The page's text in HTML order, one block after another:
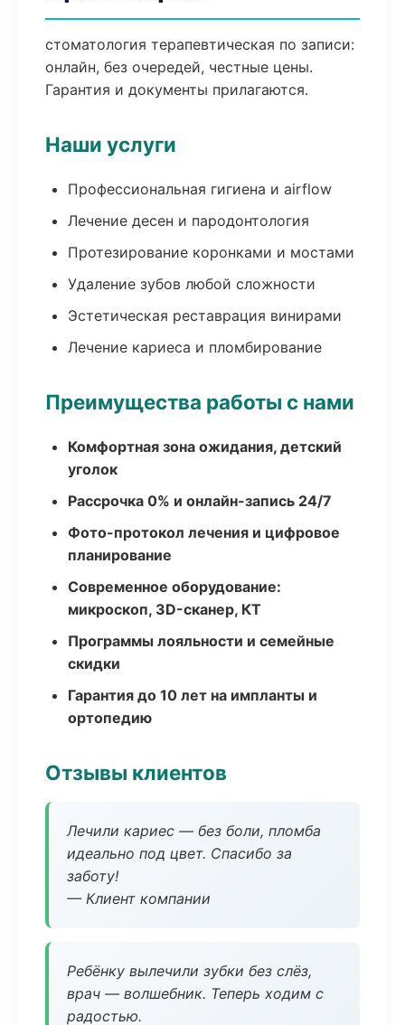
стоматология терапевтическая по записи:
онлайн, без очередей, честные цены.
Гарантия и документы прилагаются.
Наши услуги
Профессиональная гигиена и airflow
Лечение десен и пародонтология
Протезирование коронками и мостами
Удаление зубов любой сложности
Эстетическая реставрация винирами
Лечение кариеса и пломбирование
Преимущества работы с нами
Комфортная зона ожидания, детский
уголок
Рассрочка 0% и онлайн-запись 24/7
Фото-протокол лечения и цифровое
планирование
Современное оборудование:
микроскоп, 3D-сканер, КТ
Программы лояльности и семейные
скидки
Гарантия до 10 лет на импланты и
ортопедию
Отзывы клиентов
Лечили кариес — без боли, пломба
идеально под цвет. Спасибо за
заботу!
— Клиент компании
Ребёнку вылечили зубки без слёз,
врач — волшебник. Теперь ходим с
радостью.